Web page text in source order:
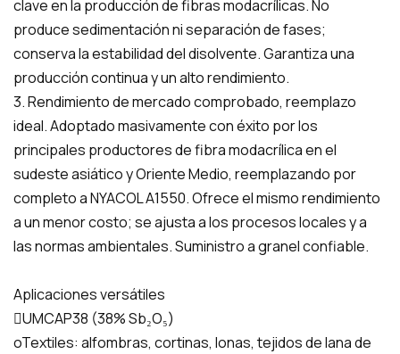
clave en la producción de fibras modacrílicas. No
produce sedimentación ni separación de fases;
conserva la estabilidad del disolvente. Garantiza una
producción continua y un alto rendimiento.
3. Rendimiento de mercado comprobado, reemplazo
ideal. Adoptado masivamente con éxito por los
principales productores de fibra modacrílica en el
sudeste asiático y Oriente Medio, reemplazando por
completo a NYACOL A1550. Ofrece el mismo rendimiento
a un menor costo; se ajusta a los procesos locales y a
las normas ambientales. Suministro a granel confiable.
Aplicaciones versátiles
UMCAP38 (38% Sb₂O₅)
oTextiles: alfombras, cortinas, lonas, tejidos de lana de